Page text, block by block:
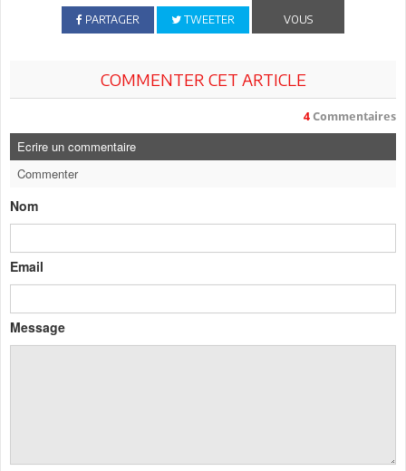
PARTAGER TWEETER
VOUS
COMMENTER CET ARTICLE
4 Commentaires
Ecrire un commentaire
Commenter
Nom
Email
Message